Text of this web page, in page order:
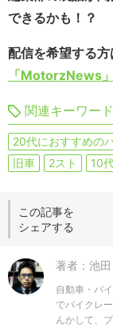
できるかも！？
配信を希望する
「MotorzNews
関連キーワード
20代におすすめの
旧車
2スト 10
この記事を
シェアする
著者：池
自動車・バ
でバイクレ
んかして、